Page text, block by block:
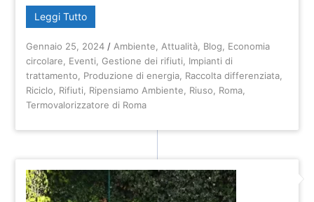
Leggi Tutto
Gennaio 25, 2024 / Ambiente Attualità Blog
Economia
circolare
Eventi ,Gestione dei rifiuti
Impianti di
trattamento
Produzione di energia Raccolta differenziata
Riciclo
Rifiuti Ripensiamo Ambiente Riuso Roma
Termovalorizzatore di Roma